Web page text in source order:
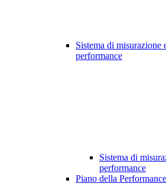
Sistema di misurazione
performance
Sistema di
performance
Piano della Performance